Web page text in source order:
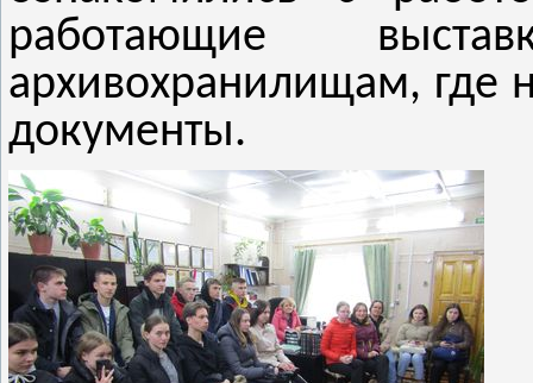
работающие
архивохранилищам, где
документы.